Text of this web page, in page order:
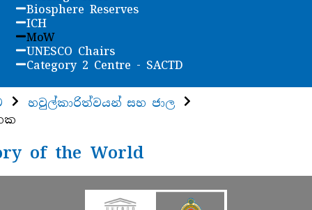
Biosphere Reserves
ICH
MoW
UNESCO Chairs
Category 2 Centre - SACTD
හවුල්කාරිත්වයන් සහ ජාල
of the World